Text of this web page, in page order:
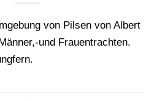
von Pilsen von Albert
und Frauentrachten.